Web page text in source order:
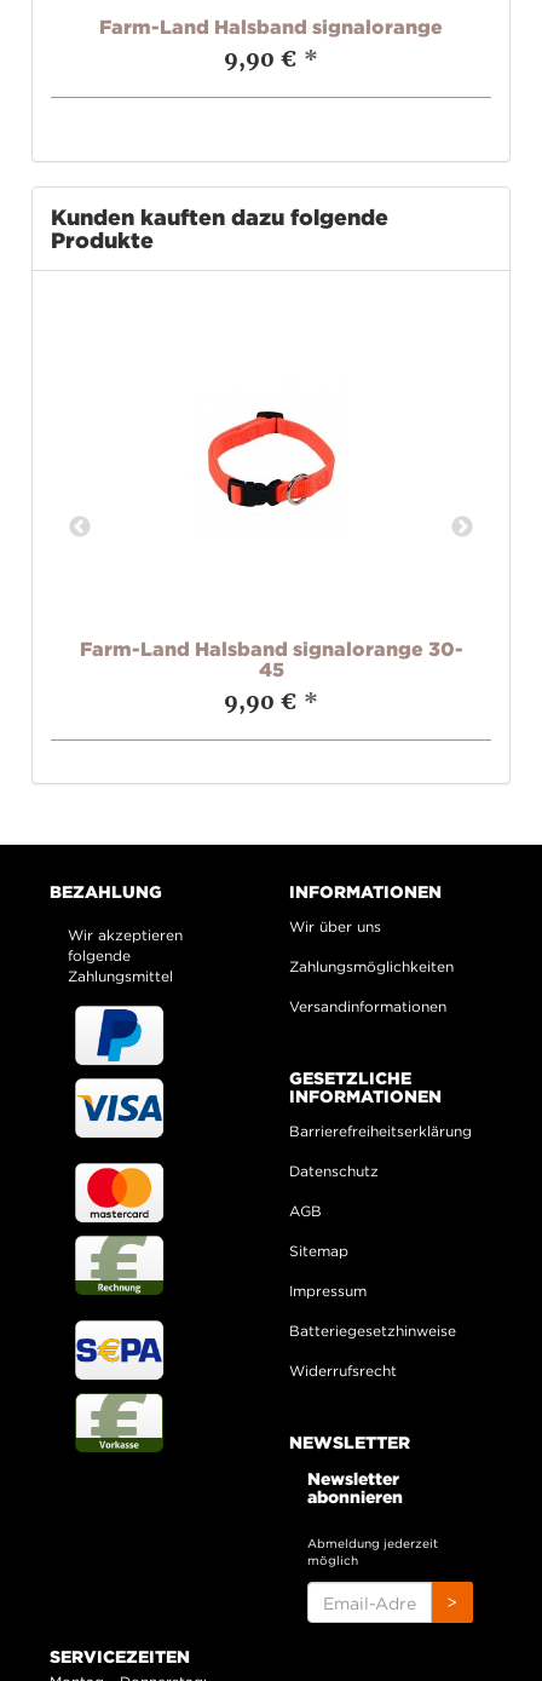
Farm-Land Halsband signalorange
9,90 € *
Kunden kauften dazu folgende
Produkte
Farm-Land Halsband signalorange 30-
45
9,90 € *
BEZAHLUNG
Wir akzeptieren
folgende
Zahlungsmittel
INFORMATIONEN
Wir über uns
Zahlungsmöglichkeiten
Versandinformationen
GESETZLICHE
INFORMATIONEN
Barrierefreiheitserklärung
Datenschutz
AGB
Sitemap
Impressum
Batteriegesetzhinweise
Widerrufsrecht
NEWSLETTER
Newsletter
abonnieren
Abmeldung jederzeit
möglich
ADRESSE
>
SERVICEZEITEN